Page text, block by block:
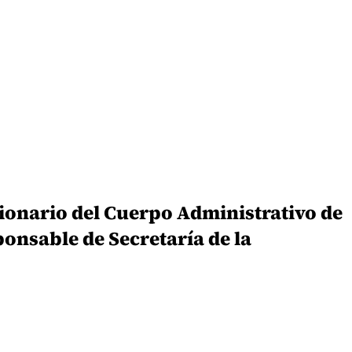
del Cuerpo Administrativo de
de Secretaría de la